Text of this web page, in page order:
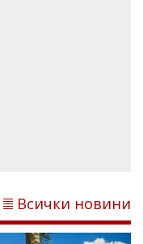
Всички новини